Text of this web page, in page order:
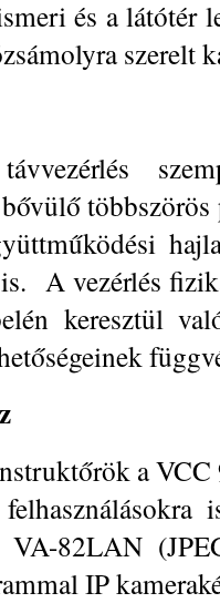
és a látótér
szerelt
A vezérlés
keresztül
a VCC
VA-82LAN
IP